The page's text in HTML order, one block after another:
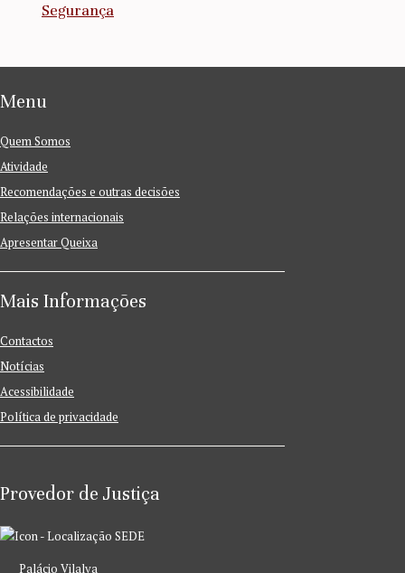
Segurança
Menu
Quem Somos
Atividade
Recomendações e outras decisões
Relações internacionais
Apresentar Queixa
Mais Informações
Contactos
Notícias
Acessibilidade
Política de privacidade
Provedor de Justiça
SEDE
Palácio Vilalva